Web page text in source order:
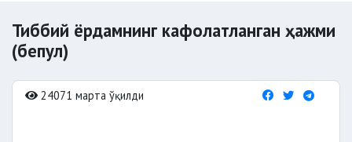
Тиббий ёрдамнинг кафолатланган ҳажми
(бепул)
24071 марта ўқилди